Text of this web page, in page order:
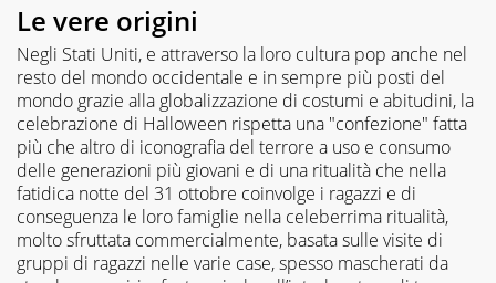
elementari.
Dormivo
con
l'antologia
sul
comodino
e
le
riviste
sportive
sotto
il
letto.
Le vere origini
Negli Stati Uniti, e attraverso la loro cultura pop anche nel
resto del mondo occidentale e in sempre più posti del
mondo grazie alla globalizzazione di costumi e abitudini, la
celebrazione di Halloween rispetta una "confezione" fatta
più che altro di iconografia del terrore a uso e consumo
delle generazioni più giovani e di una ritualità che nella
fatidica notte del 31 ottobre coinvolge i ragazzi e di
conseguenza le loro famiglie nella celeberrima ritualità,
molto sfruttata commercialmente, basata sulle visite di
gruppi di ragazzi nelle varie case, spesso mascherati da